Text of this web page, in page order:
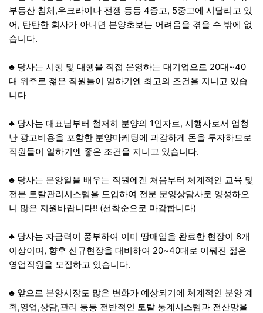
부동산 침체,우크라이나 전쟁 등등 4중고, 5중고에 시달리고 있
어, 탄탄한 회사가 아니면 분양초보는 어려움을 겪을 수 밖에 없
습니다.
♣ 당사는 시행 및 대행을 직접 운영하는 대기업으로 20대~40
대 위주로 젊은 직원들이 일하기엔 최고의 조건을 지니고 있습
니다
♣ 당사는 대표님부터 철저히 분양의 1인자로, 시행사로서 엄청
난 광고비용을 포함한 분양마케팅에 과감하게 돈을 투자하므로
직원들이 일하기엔 좋은 조건을 지니고 있습니다.
♣ 당사는 분양일을 배우는 직원에겐 처음부터 체계적인 교육 및
전문 토탈관리시스템을 도입하여 전문 분양상담사로 양성하오
니 많은 지원바랍니다!! (선착순으로 마감합니다)
​♣ 당사는 자금력이 풍부하여 이미 땅매입을 완료한 현장이 8개
이상이며, 향후 신규현장을 대비하여 20~40대로 이뤄진 젊은
영업직원을 모집하고 있습니다.
​♣ 앞으로 분양시장도 많은 변화가 예상되기에 체계적인 분양 계
획,영업,상담,관리 등등 전반적인 토탈 통계시스템과 전산망을